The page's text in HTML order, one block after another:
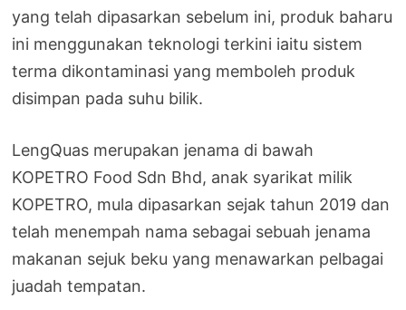
yang telah dipasarkan sebelum ini, produk baharu
ini menggunakan teknologi terkini iaitu sistem
terma dikontaminasi yang memboleh produk
disimpan pada suhu bilik.
LengQuas merupakan jenama di bawah
KOPETRO Food Sdn Bhd, anak syarikat milik
KOPETRO, mula dipasarkan sejak tahun 2019 dan
telah menempah nama sebagai sebuah jenama
makanan sejuk beku yang menawarkan pelbagai
juadah tempatan.